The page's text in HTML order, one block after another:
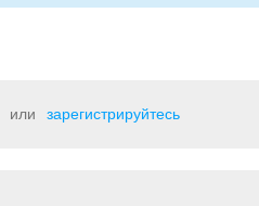
или зарегистрируйтесь